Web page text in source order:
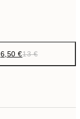
6,50 €13 €